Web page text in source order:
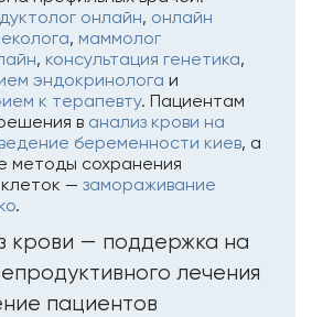
онлайн, онлайн
, маммолог
, консультация генетика,
эндокринолога и
к терапевту. Пациентам
в анализ крови на
беременности киев, а
методы сохранения
— замораживание
.
крови — поддержка на
лечения
пациентов